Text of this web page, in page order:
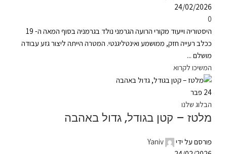
24/02/2026
0
היסטוריה וייעוד מקורי הרועה הגרמני נולד בגרמניה בסוף המאה ה- 19
ככלב רעייה חזק, ממושמע ואינטליגנטי. המטרה הייתה ליצור גזע עבודה
מושלם ...
המשיכו לקרוא
24 פבר
הבלוג שלנו
מלטז – קטן בגודל, גדול באהבה
פורסם על ידי
Yaniv